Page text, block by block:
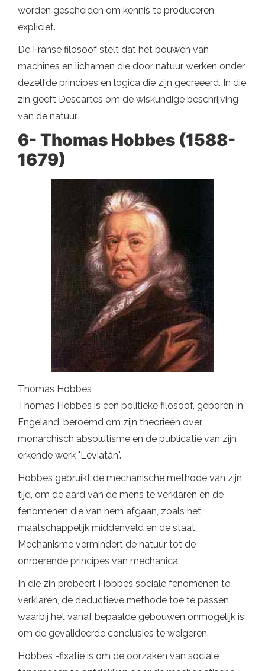
worden gescheiden om kennis te produceren
expliciet.
De Franse filosoof stelt dat het bouwen van
machines en lichamen die door natuur werken onder
dezelfde principes en logica die zijn gecreëerd. In die
zin geeft Descartes om de wiskundige beschrijving
van de natuur.
6- Thomas Hobbes (1588-
1679)
Thomas Hobbes
Thomas Hobbes is een politieke filosoof, geboren in
Engeland, beroemd om zijn theorieën over
monarchisch absolutisme en de publicatie van zijn
erkende werk "Leviatán".
Hobbes gebruikt de mechanische methode van zijn
tijd, om de aard van de mens te verklaren en de
fenomenen die van hem afgaan, zoals het
maatschappelijk middenveld en de staat.
Mechanisme vermindert de natuur tot de
onroerende principes van mechanica.
In die zin probeert Hobbes sociale fenomenen te
verklaren, de deductieve methode toe te passen,
waarbij het vanaf bepaalde gebouwen onmogelijk is
om de gevalideerde conclusies te weigeren.
Hobbes -fixatie is om de oorzaken van sociale